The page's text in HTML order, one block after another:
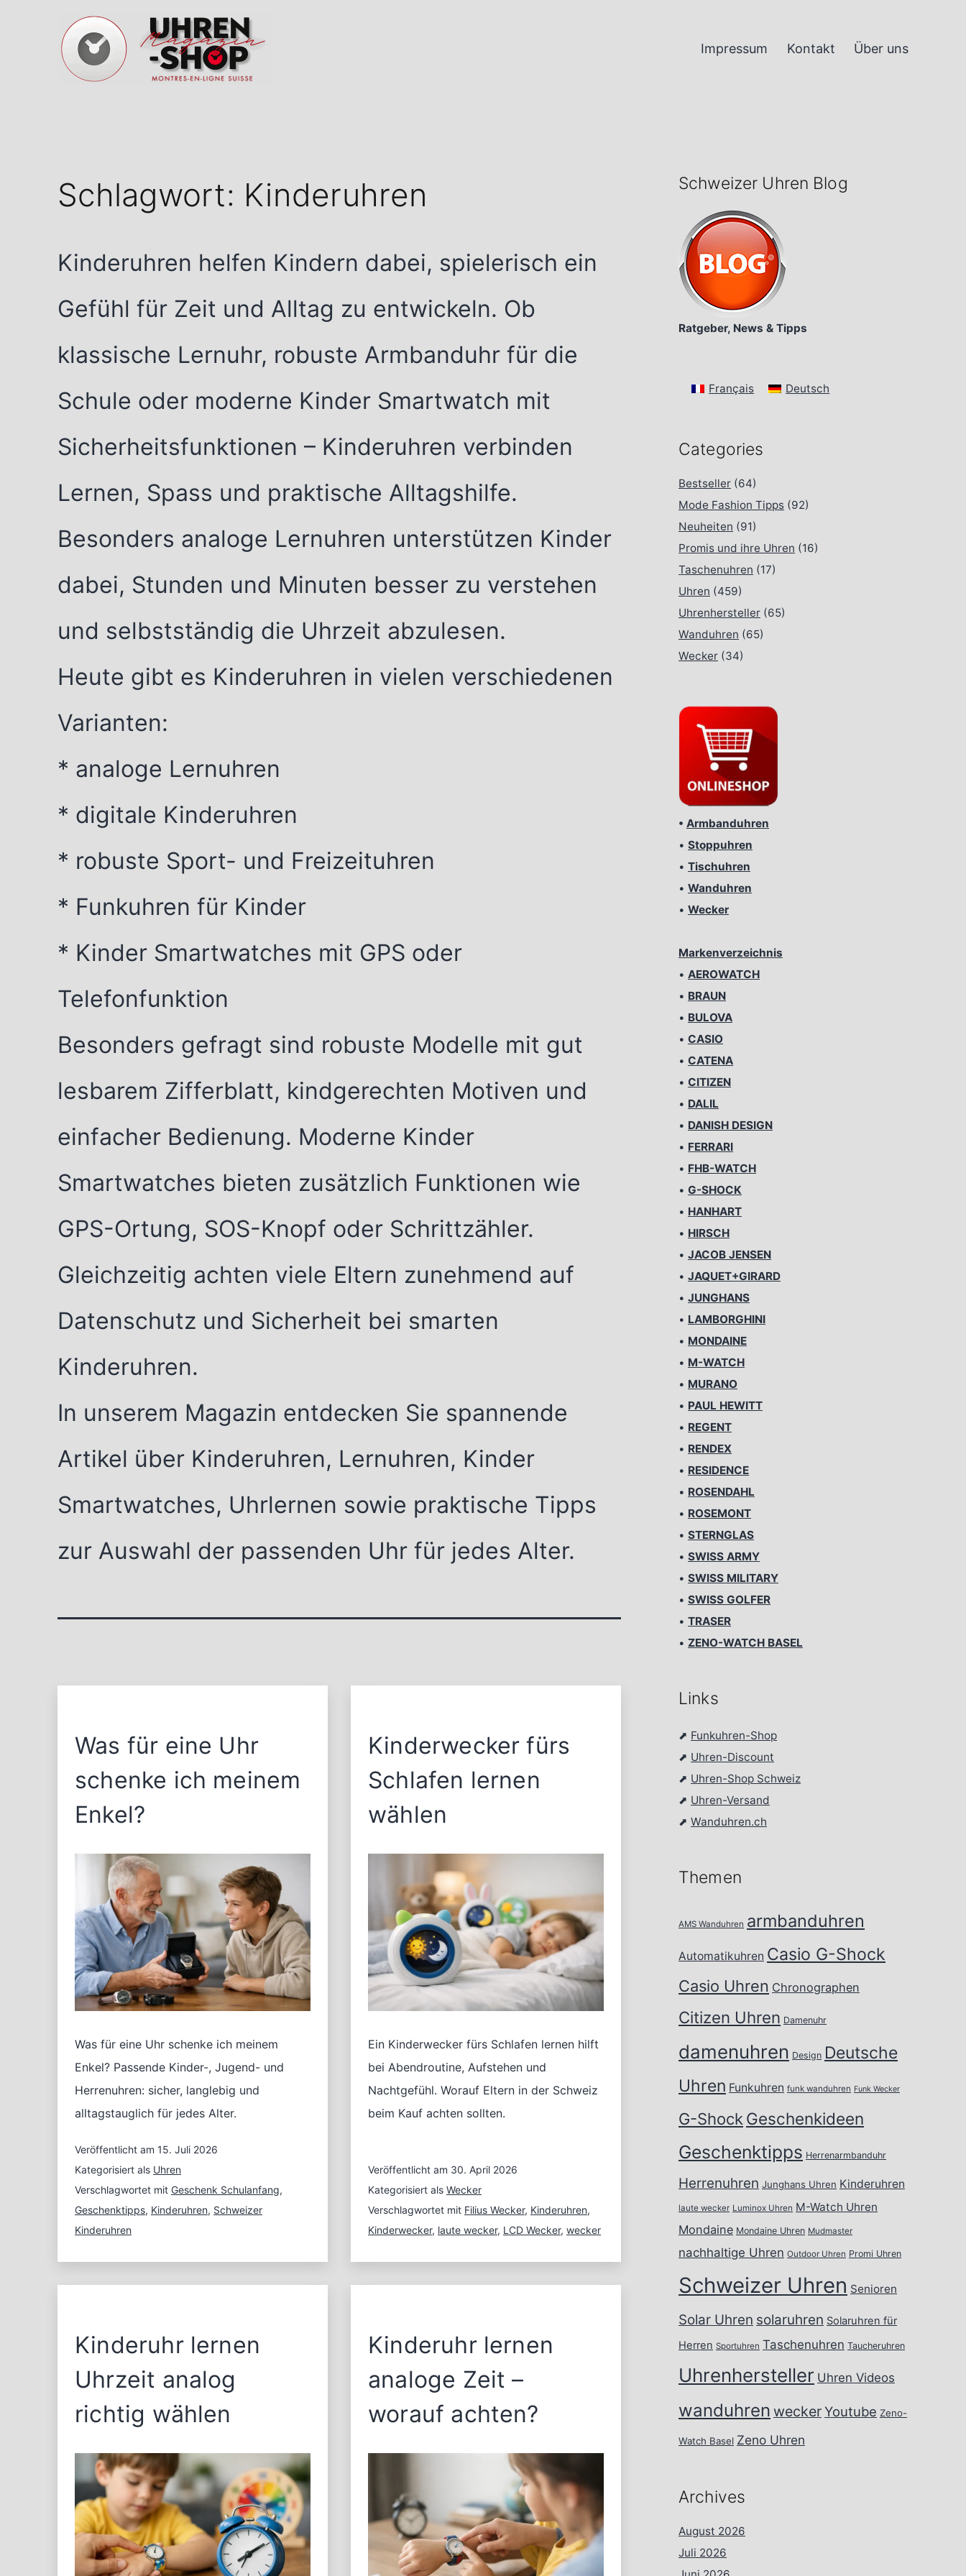
Impressum Kontakt Über uns
Schlagwort: Kinderuhren
Kinderuhren helfen Kindern dabei, spielerisch ein
Gefühl für Zeit und Alltag zu entwickeln. Ob
klassische Lernuhr, robuste Armbanduhr für die
Schule oder moderne Kinder Smartwatch mit
Sicherheitsfunktionen – Kinderuhren verbinden
Lernen, Spass und praktische Alltagshilfe.
Besonders analoge Lernuhren unterstützen Kinder
dabei, Stunden und Minuten besser zu verstehen
und selbstständig die Uhrzeit abzulesen.
Heute gibt es Kinderuhren in vielen verschiedenen
Varianten:
* analoge Lernuhren
* digitale Kinderuhren
* robuste Sport- und Freizeituhren
* Funkuhren für Kinder
* Kinder Smartwatches mit GPS oder
Telefonfunktion
Besonders gefragt sind robuste Modelle mit gut
lesbarem Zifferblatt, kindgerechten Motiven und
einfacher Bedienung. Moderne Kinder
Smartwatches bieten zusätzlich Funktionen wie
GPS-Ortung, SOS-Knopf oder Schrittzähler.
Gleichzeitig achten viele Eltern zunehmend auf
Datenschutz und Sicherheit bei smarten
Kinderuhren.
In unserem Magazin entdecken Sie spannende
Artikel über Kinderuhren, Lernuhren, Kinder
Smartwatches, Uhrlernen sowie praktische Tipps
zur Auswahl der passenden Uhr für jedes Alter.
Was für eine Uhr
schenke ich meinem
Enkel?
Was für eine Uhr schenke ich meinem
Enkel? Passende Kinder-, Jugend- und
Herrenuhren: sicher, langlebig und
alltagstauglich für jedes Alter.
Veröffentlicht am 15. Juli 2026
Kategorisiert als Uhren
Verschlagwortet mit Geschenk Schulanfang,
Geschenktipps, Kinderuhren, Schweizer
Kinderuhren
Kinderwecker fürs
Schlafen lernen
wählen
Ein Kinderwecker fürs Schlafen lernen hilft
bei Abendroutine, Aufstehen und
Nachtgefühl. Worauf Eltern in der Schweiz
beim Kauf achten sollten.
Veröffentlicht am 30. April 2026
Kategorisiert als Wecker
Verschlagwortet mit Filius Wecker, Kinderuhren,
Kinderwecker, laute wecker, LCD Wecker, wecker
Kinderuhr lernen
Uhrzeit analog
richtig wählen
Kinderuhr lernen
analoge Zeit –
worauf achten?
Schweizer Uhren Blog
Ratgeber, News & Tipps
Français Deutsch
Categories
Bestseller (64)
Mode Fashion Tipps (92)
Neuheiten (91)
Promis und ihre Uhren (16)
Taschenuhren (17)
Uhren (459)
Uhrenhersteller (65)
Wanduhren (65)
Wecker (34)
• Armbanduhren
• Stoppuhren
• Tischuhren
• Wanduhren
• Wecker
Markenverzeichnis
• AEROWATCH
• BRAUN
• BULOVA
• CASIO
• CATENA
• CITIZEN
• DALIL
• DANISH DESIGN
• FERRARI
• FHB-WATCH
• G-SHOCK
• HANHART
• HIRSCH
• JACOB JENSEN
• JAQUET+GIRARD
• JUNGHANS
• LAMBORGHINI
• MONDAINE
• M-WATCH
• MURANO
• PAUL HEWITT
• REGENT
• RENDEX
• RESIDENCE
• ROSENDAHL
• ROSEMONT
• STERNGLAS
• SWISS ARMY
• SWISS MILITARY
• SWISS GOLFER
• TRASER
• ZENO-WATCH BASEL
Links
⬈ Funkuhren-Shop
⬈ Uhren-Discount
⬈ Uhren-Shop Schweiz
⬈ Uhren-Versand
⬈ Wanduhren.ch
Themen
AMS Wanduhren armbanduhren
Automatikuhren Casio G-Shock
Casio Uhren Chronographen
Citizen Uhren Damenuhr
damenuhren Design Deutsche
Uhren Funkuhren funk wanduhren Funk Wecker
G-Shock Geschenkideen
Geschenktipps Herrenarmbanduhr
Herrenuhren Junghans Uhren Kinderuhren
laute wecker Luminox Uhren M-Watch Uhren
Mondaine Mondaine Uhren Mudmaster
nachhaltige Uhren Outdoor Uhren Promi Uhren
Schweizer Uhren Senioren
Solar Uhren solaruhren Solaruhren für
Herren Sportuhren Taschenuhren Taucheruhren
Uhrenhersteller Uhren Videos
wanduhren weckerYoutube Zeno-
Watch Basel Zeno Uhren
Archives
August 2026
Juli 2026